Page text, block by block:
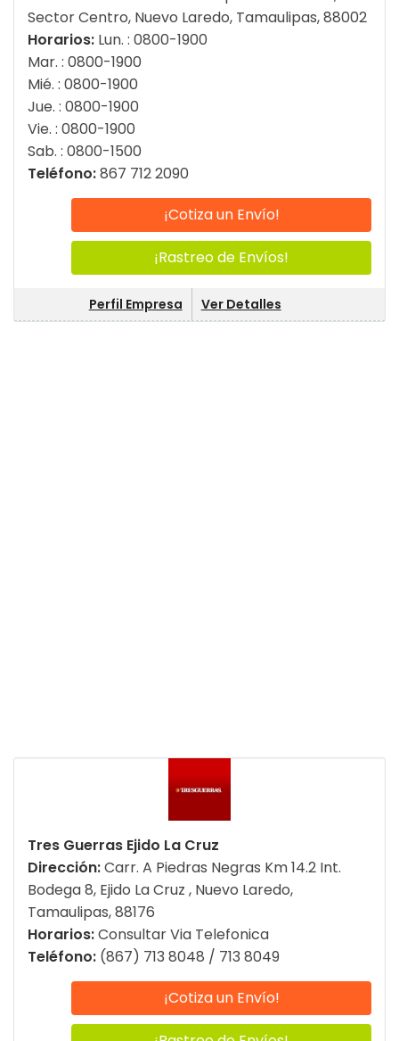
Sector Centro, Nuevo Laredo, Tamaulipas, 88002
Horarios: Lun. : 0800-1900
Mar. : 0800-1900
Mié. : 0800-1900
Jue. : 0800-1900
Vie. : 0800-1900
Sab. : 0800-1500
Teléfono:867 712 2090
¡Cotiza un Envío!
¡Rastreo de Envíos!
Perfil Empresa Ver Detalles
Tres Guerras Ejido La Cruz
Dirección:Carr. A Piedras Negras Km 14.2 Int.
Bodega 8, Ejido La Cruz , Nuevo Laredo,
Tamaulipas, 88176
Horarios:Consultar Via Telefonica
Teléfono: (867) 713 8048 / 713 8049
¡Cotiza un Envío!